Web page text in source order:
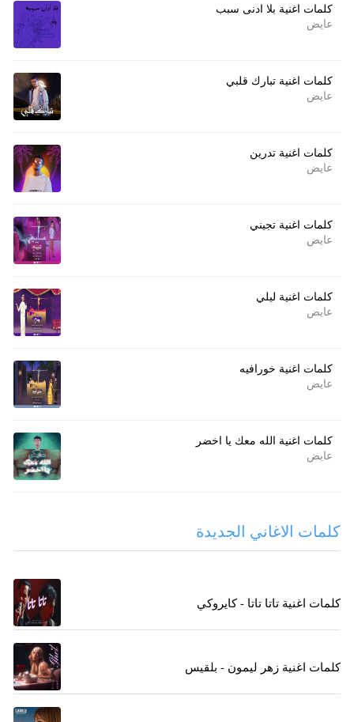
كلمات اغنية بلا ادنى سبب
عايض
كلمات اغنية تبارك قلبي
عايض
كلمات اغنية تدرين
عايض
كلمات اغنية تجيني
عايض
كلمات اغنية ليلي
عايض
كلمات اغنية خورافيه
عايض
كلمات اغنية الله معك يا اخضر
عايض
كلمات الاغاني الجديدة
كلمات اغنية تاتا تاتا - كايروكي
كلمات اغنية زهر ليمون - بلقيس